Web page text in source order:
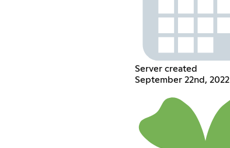
Server created
September 22nd, 2022